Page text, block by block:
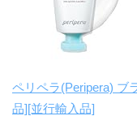
ペリペラ(Peripera) ブ
品][並行輸入品]